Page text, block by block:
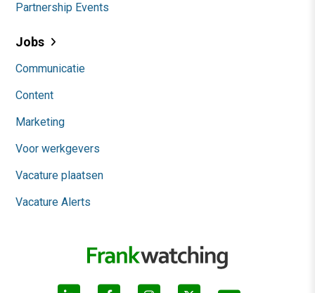
Partnership Events
Jobs
Communicatie
Content
Marketing
Voor werkgevers
Vacature plaatsen
Vacature Alerts